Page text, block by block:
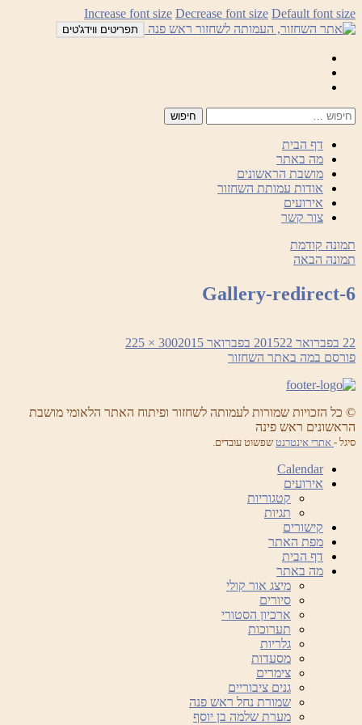
לדלג
לתוכן
Increase font size Decrease font size Default font size
תפריטים ווידג'טים
דף הבית
מה באתר
מושבת הראשונים
אודות עמותת השחזור
אירועים
צור קשר
תמונה קודמת
תמונה הבאה
Gallery-redirect-6
פורסם
בתאריך
22 בפברואר 2015 22 בפברואר 2015
מסך
300 × 225
ניווט
פורסם במה באתר השחזור
© כל הזכויות שמורות לעמותה לשחזור ופיתוח האתר הלאומי מושבת
הראשונים ראש פינה
סיגל - אתרי אינטרנט שפשוט עובדים.
Calendar
אירועים
קטגוריות
תגיות
קישורים
מפת האתר
דף הבית
מה באתר
מיצג אור קולי
סיורים
ארכיון הסטורי
תערוכות
גלריות
מסעדות
צימרים
גנים ציבוריים
שמורת נחל ראש פנה
מערת שלמה בן יוסף